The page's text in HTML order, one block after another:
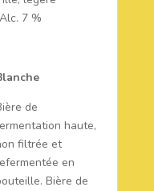
7 %
de
haute,
filtrée et
en
Bière de